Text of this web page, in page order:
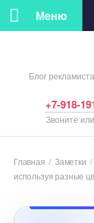
Блог
Меню
+7-918-
Звоните
Главная / Заметки /
используя разные